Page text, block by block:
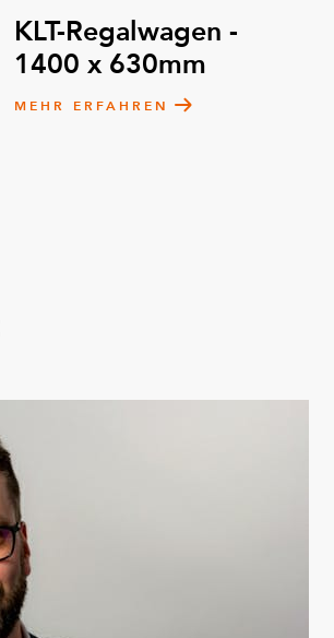
KLT-Regalwagen -
1400 x 630mm
MEHR ERFAHREN